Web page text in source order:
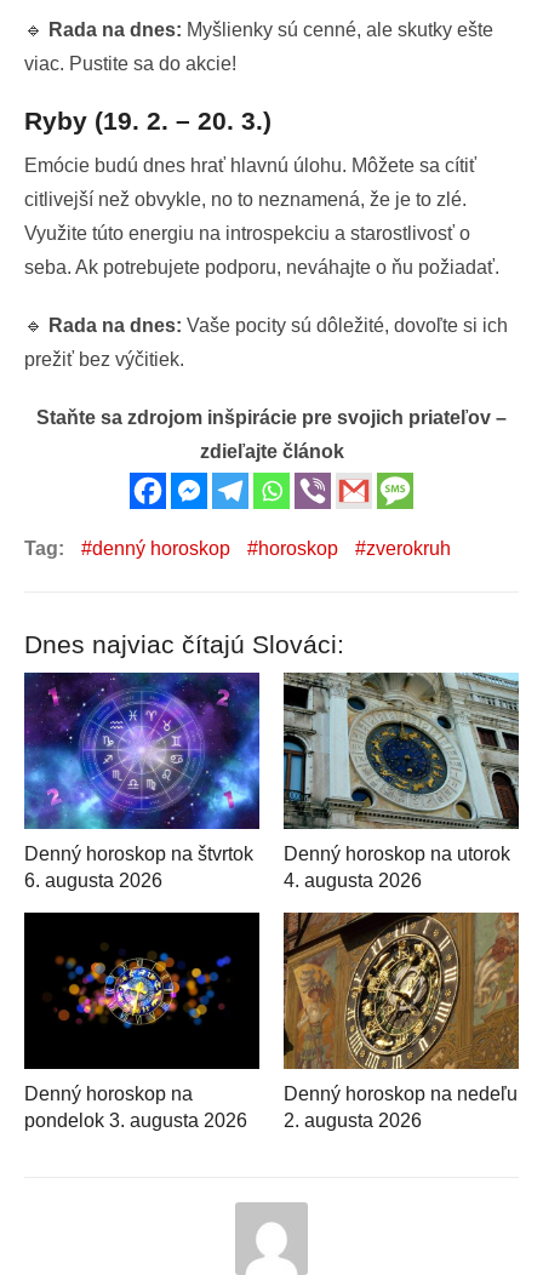
🔹 Rada na dnes: Myšlienky sú cenné, ale skutky ešte
viac. Pustite sa do akcie!
Ryby (19. 2. – 20. 3.)
Emócie budú dnes hrať hlavnú úlohu. Môžete sa cítiť
citlivejší než obvykle, no to neznamená, že je to zlé.
Využite túto energiu na introspekciu a starostlivosť o
seba. Ak potrebujete podporu, neváhajte o ňu požiadať.
🔹 Rada na dnes: Vaše pocity sú dôležité, dovoľte si ich
prežiť bez výčitiek.
Staňte sa zdrojom inšpirácie pre svojich priateľov –
zdieľajte článok
Tag: denný horoskop horoskop zverokruh
Dnes najviac čítajú Slováci:
Denný horoskop na štvrtok
6. augusta 2026
Denný horoskop na utorok
4. augusta 2026
Denný horoskop na
pondelok 3. augusta 2026
Denný horoskop na nedeľu
2. augusta 2026